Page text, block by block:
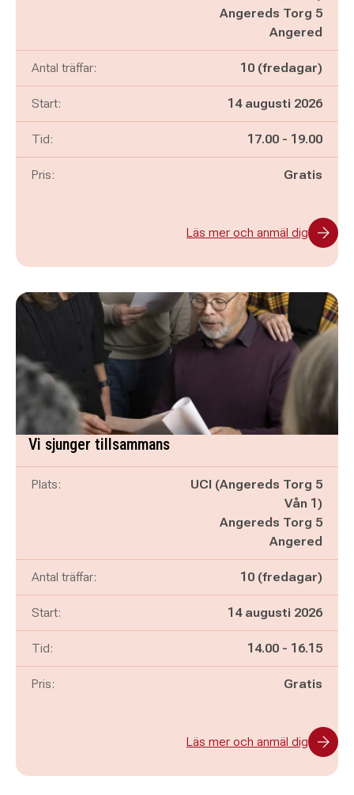
Angereds Torg 5
Angered
Antal träffar: 10 (fredagar)
Start: 14 augusti 2026
Tid: Pågår mellan
17.00 - och
19.00
Pris: Gratis
Läs mer och anmäl dig
Vi sjunger tillsammans
Plats:
UCI (Angereds Torg 5
Vån 1)
Angereds Torg 5
Angered
Antal träffar: 10 (fredagar)
Start: 14 augusti 2026
Tid: Pågår mellan
14.00 - och
16.15
Pris: Gratis
Läs mer och anmäl dig